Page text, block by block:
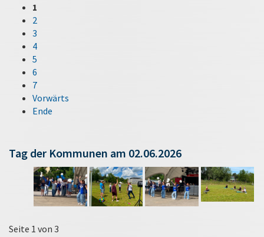
1
2
3
4
5
6
7
Vorwärts
Ende
Tag der Kommunen am 02.06.2026
Seite 1 von 3